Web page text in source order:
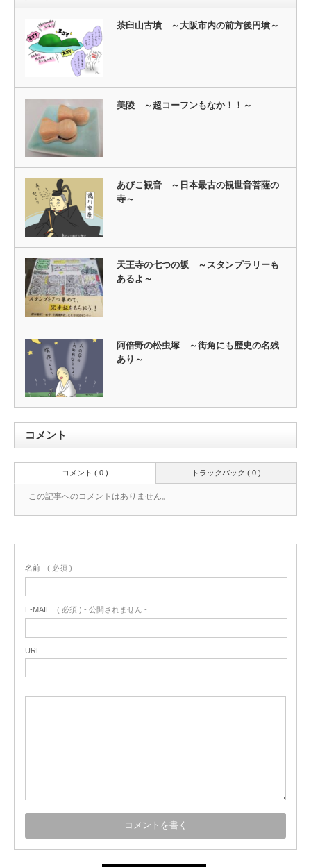
茶臼山古墳 ～大阪市内の前方後円墳～
美陵 ～超コーフンもなか！！～
あびこ観音 ～日本最古の観世音菩薩の
寺～
天王寺の七つの坂 ～スタンプラリーも
あるよ～
阿倍野の松虫塚 ～街角にも歴史の名残
あり～
コメント
トラックバック ( 0 )
コメント ( 0 )
この記事へのコメントはありません。
名前 ( 必須 )
E-MAIL ( 必須 ) - 公開されません -
URL